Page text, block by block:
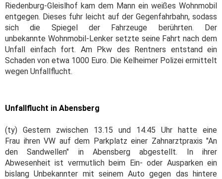
Riedenburg-Gleislhof kam dem Mann ein weißes Wohnmobil
entgegen. Dieses fuhr leicht auf der Gegenfahrbahn, sodass
sich die Spiegel der Fahrzeuge berührten. Der
unbekannte Wohnmobil-Lenker setzte seine Fahrt nach dem
Unfall einfach fort. Am Pkw des Rentners entstand ein
Schaden von etwa 1000 Euro. Die Kelheimer Polizei ermittelt
wegen Unfallflucht.
Unfallflucht in Abensberg
(ty) Gestern zwischen 13.15 und 14.45 Uhr hatte eine
Frau ihren VW auf dem Parkplatz einer Zahnarztpraxis "An
den Sandwellen" in Abensberg abgestellt. In ihrer
Abwesenheit ist vermutlich beim Ein- oder Ausparken ein
bislang Unbekannter mit seinem Auto gegen das hintere